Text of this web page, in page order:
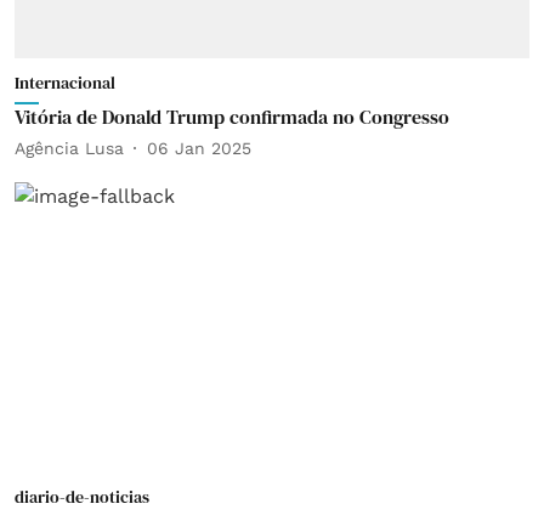
Internacional
Vitória de Donald Trump confirmada no Congresso
Agência Lusa 06 Jan 2025
diario-de-noticias